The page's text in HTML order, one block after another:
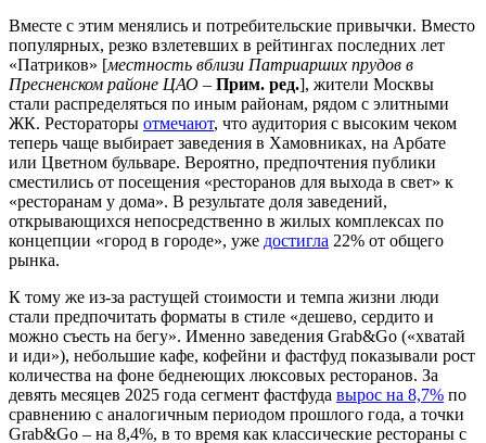
Вместе с этим менялись и потребительские привычки. Вместо
популярных, резко взлетевших в рейтингах последних лет
«Патриков» [местность вблизи Патриарших прудов в
Пресненском районе ЦАО – Прим. ред.], жители Москвы
стали распределяться по иным районам, рядом с элитными
ЖК. Рестораторы отмечают, что аудитория с высоким чеком
теперь чаще выбирает заведения в Хамовниках, на Арбате
или Цветном бульваре. Вероятно, предпочтения публики
сместились от посещения «ресторанов для выхода в свет» к
«ресторанам у дома». В результате доля заведений,
открывающихся непосредственно в жилых комплексах по
концепции «город в городе», уже достигла 22% от общего
рынка.
К тому же из-за растущей стоимости и темпа жизни люди
стали предпочитать форматы в стиле «дешево, сердито и
можно съесть на бегу». Именно заведения Grab&Go («хватай
и иди»), небольшие кафе, кофейни и фастфуд показывали рост
количества на фоне беднеющих люксовых ресторанов. За
девять месяцев 2025 года сегмент фастфуда вырос на 8,7% по
сравнению с аналогичным периодом прошлого года, а точки
Grab&Go – на 8,4%, в то время как классические рестораны с